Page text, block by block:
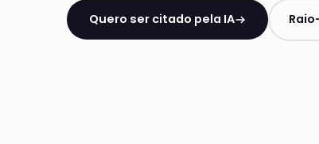
Quero ser citado pela IA